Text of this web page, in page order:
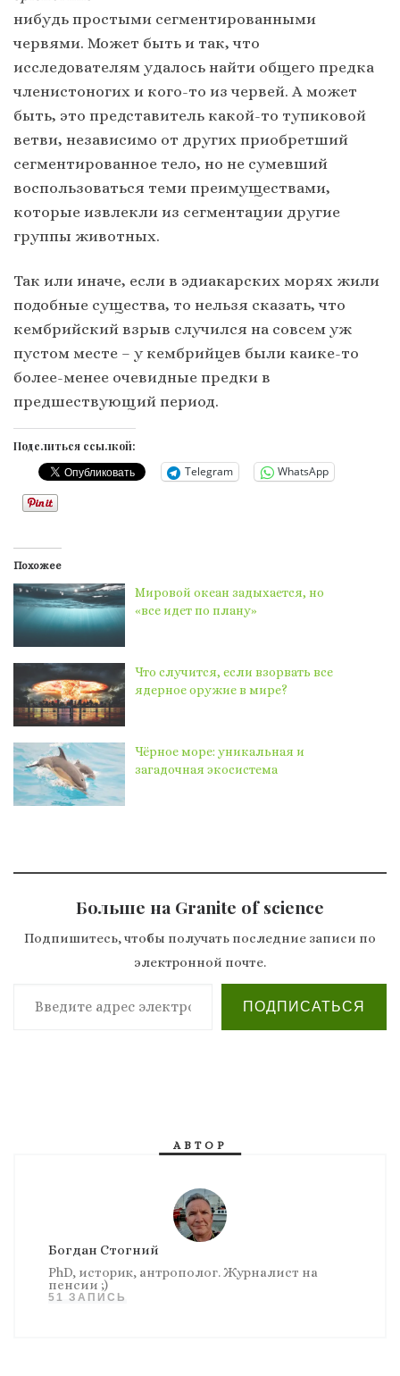
нибудь простыми сегментированными
червями. Может быть и так, что
исследователям удалось найти общего предка
членистоногих и кого-то из червей. А может
быть, это представитель какой-то тупиковой
ветви, независимо от других приобретший
сегментированное тело, но не сумевший
воспользоваться теми преимуществами,
которые извлекли из сегментации другие
группы животных.
Так или иначе, если в эдиакарских морях жили
подобные существа, то нельзя сказать, что
кембрийский взрыв случился на совсем уж
пустом месте – у кембрийцев были каике-то
более-менее очевидные предки в
предшествующий период.
Поделиться ссылкой:
Telegram WhatsApp
Похожее
Мировой океан задыхается, но
«все идет по плану»
Что случится, если взорвать все
ядерное оружие в мире?
Чёрное море: уникальная и
загадочная экосистема
Больше на Granite of science
Подпишитесь, чтобы получать последние записи по
электронной почте.
Введите адрес электронной почты…
ПОДПИСАТЬСЯ
АВТОР
Богдан Стогний
PhD, историк, антрополог. Журналист на
пенсии ;)
51 ЗАПИСЬ